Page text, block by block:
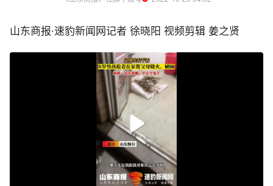
山东商报·速豹新闻网记者 徐晓阳 视频剪辑 姜之贤